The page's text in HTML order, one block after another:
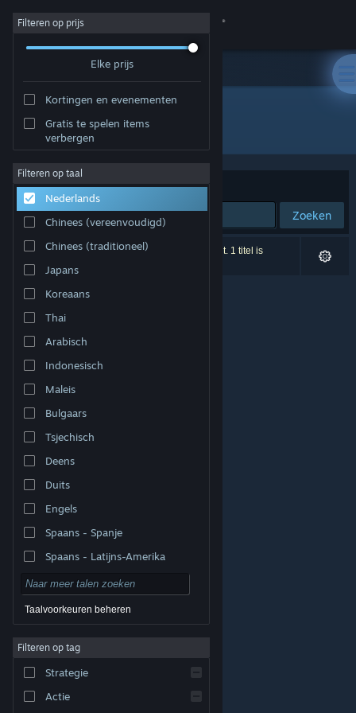
Inloggen
Community
Over
Ondersteuning
Taal wijzigen
Download de mobiele Steam-app
Desktopwebsite weergeven
© Valve Corporation. Alle rechten voorbehouden. Alle
handelsmerken zijn eigendom van hun respectieve
Privacybeleid|Juridische informatie
Toegankelijkheid
|
Terugbetalingen
Filteren op prijs
Elke prijs
Kortingen en evenementen
Gratis te spelen items
verbergen
Filteren op taal
Nederlands
Chinees (vereenvoudigd)
Chinees (traditioneel)
Japans
Koreaans
Thai
Arabisch
Indonesisch
Maleis
Bulgaars
Tsjechisch
Deens
Duits
Engels
Spaans - Spanje
Spaans - Latijns-Amerika
Taalvoorkeuren beheren
Filteren op tag
Strategie
Actie
Ontwikkelaar: Reality Diversions, LLC.
Sorteren op Relevantie
Zoeken
0 resultaten komen overeen met je zoekopdracht. 1 titel is
uitgesloten op basis van je voorkeuren.